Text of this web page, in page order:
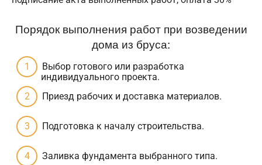
Порядок выполнения работ при возведении
дома из бруса:
Выбор готового или разработка
индивидуального проекта.
Приезд рабочих и доставка материалов.
Подготовка к началу строительства.
Заливка фундамента выбранного типа.